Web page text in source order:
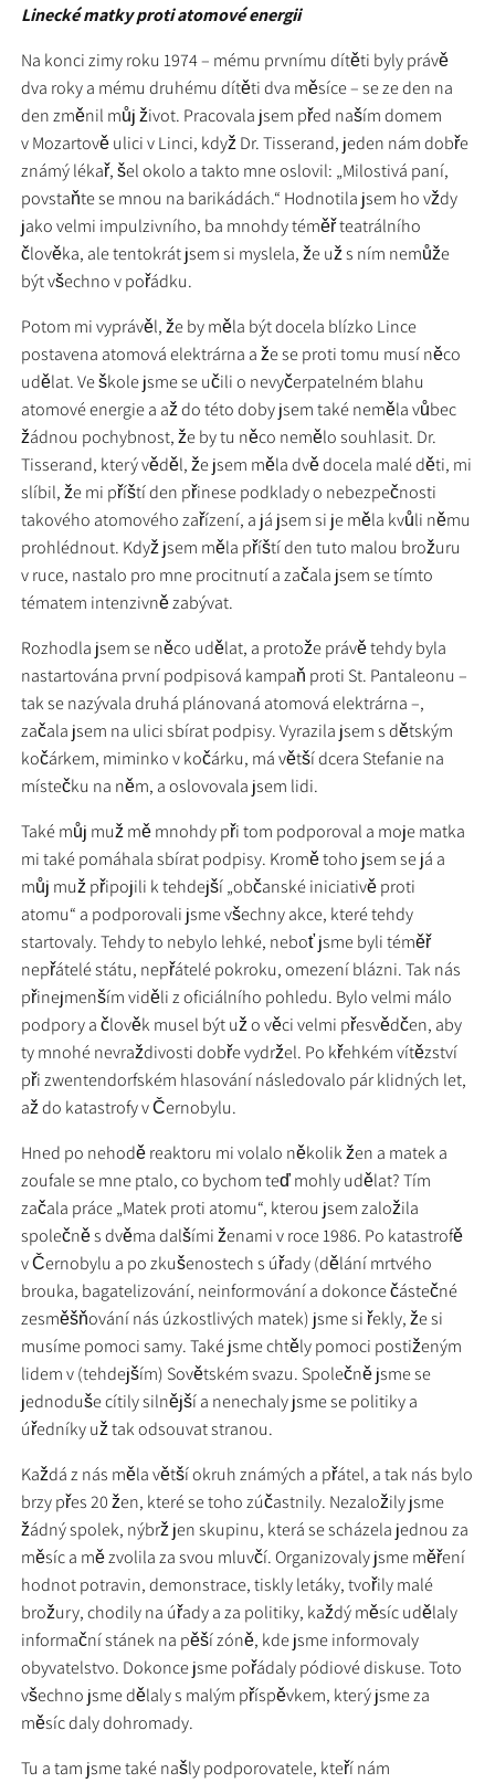
Linecké matky proti atomové energii
Na konci zimy roku 1974 – mému prvnímu dítěti byly právě
dva roky a mému druhému dítěti dva měsíce – se ze den na
den změnil můj život. Pracovala jsem před naším domem
v Mozartově ulici v Linci, když Dr. Tisserand, jeden nám dobře
známý lékař, šel okolo a takto mne oslovil: „Milostivá paní,
povstaňte se mnou na barikádách.“ Hodnotila jsem ho vždy
jako velmi impulzivního, ba mnohdy téměř teatrálního
člověka, ale tentokrát jsem si myslela, že už s ním nemůže
být všechno v pořádku.
Potom mi vyprávěl, že by měla být docela blízko Lince
postavena atomová elektrárna a že se proti tomu musí něco
udělat. Ve škole jsme se učili o nevyčerpatelném blahu
atomové energie a až do této doby jsem také neměla vůbec
žádnou pochybnost, že by tu něco nemělo souhlasit. Dr.
Tisserand, který věděl, že jsem měla dvě docela malé děti, mi
slíbil, že mi příští den přinese podklady o nebezpečnosti
takového atomového zařízení, a já jsem si je měla kvůli němu
prohlédnout. Když jsem měla příští den tuto malou brožuru
v ruce, nastalo pro mne procitnutí a začala jsem se tímto
tématem intenzivně zabývat.
Rozhodla jsem se něco udělat, a protože právě tehdy byla
nastartována první podpisová kampaň proti St. Pantaleonu –
tak se nazývala druhá plánovaná atomová elektrárna –,
začala jsem na ulici sbírat podpisy. Vyrazila jsem s dětským
kočárkem, miminko v kočárku, má větší dcera Stefanie na
místečku na něm, a oslovovala jsem lidi.
Také můj muž mě mnohdy při tom podporoval a moje matka
mi také pomáhala sbírat podpisy. Kromě toho jsem se já a
můj muž připojili k tehdejší „občanské iniciativě proti
atomu“ a podporovali jsme všechny akce, které tehdy
startovaly. Tehdy to nebylo lehké, neboť jsme byli téměř
nepřátelé státu, nepřátelé pokroku, omezení blázni. Tak nás
přinejmenším viděli z oficiálního pohledu. Bylo velmi málo
podpory a člověk musel být už o věci velmi přesvědčen, aby
ty mnohé nevraždivosti dobře vydržel. Po křehkém vítězství
při zwentendorfském hlasování následovalo pár klidných let,
až do katastrofy v Černobylu.
Hned po nehodě reaktoru mi volalo několik žen a matek a
zoufale se mne ptalo, co bychom teď mohly udělat? Tím
začala práce „Matek proti atomu“, kterou jsem založila
společně s dvěma dalšími ženami v roce 1986. Po katastrofě
v Černobylu a po zkušenostech s úřady (dělání mrtvého
brouka, bagatelizování, neinformování a dokonce částečné
zesměšňování nás úzkostlivých matek) jsme si řekly, že si
musíme pomoci samy. Také jsme chtěly pomoci postiženým
lidem v (tehdejším) Sovětském svazu. Společně jsme se
jednoduše cítily silnější a nenechaly jsme se politiky a
úředníky už tak odsouvat stranou.
Každá z nás měla větší okruh známých a přátel, a tak nás bylo
brzy přes 20 žen, které se toho zúčastnily. Nezaložily jsme
žádný spolek, nýbrž jen skupinu, která se scházela jednou za
měsíc a mě zvolila za svou mluvčí. Organizovaly jsme měření
hodnot potravin, demonstrace, tiskly letáky, tvořily malé
brožury, chodily na úřady a za politiky, každý měsíc udělaly
informační stánek na pěší zóně, kde jsme informovaly
obyvatelstvo. Dokonce jsme pořádaly pódiové diskuse. Toto
všechno jsme dělaly s malým příspěvkem, který jsme za
měsíc daly dohromady.
Tu a tam jsme také našly podporovatele, kteří nám